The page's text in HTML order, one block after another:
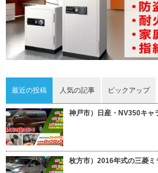
最近の投稿 人気の記事 ピックアップ
神戸市）日産・NV350キャ
枚方市）2016年式の三菱